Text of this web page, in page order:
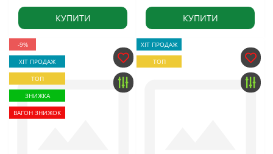
КУПИТИ КУПИТИ
-9%
ХІТ ПРОДАЖ
ТОП
ЗНИЖКА
ВАГОН ЗНИЖОК
ХІТ ПРОДАЖ
ТОП